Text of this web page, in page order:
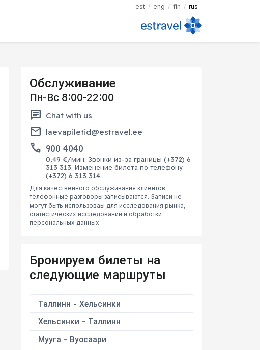
est eng fin rus
Обслуживание
Пн-Вс 8:00-22:00
chat Chat with us
email laevapiletid@estravel.ee
phone 900 4040
0,49 €/мин. Звонки из-за границы (+372) 6
313 313. Изменение билета по телефону
(+372) 6 313 314.
Для качественного обслуживания клиентов
телефонные разговоры записываются. Записи не
могут быть использоваы для исследования рынка,
статистических исследований и обработки
персональных данных.
Бронируем билеты на
следующие маршруты
Таллинн - Хельсинки
Хельсинки - Таллинн
Мууга - Вуосаари